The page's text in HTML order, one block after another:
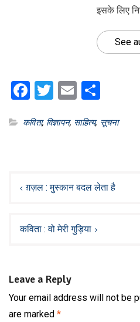
इसके लिए
See
Facebook
Twitter
Email
कविता, विज्ञापन, साहित्य, सूचना
navigation
ग़ज़ल : मुस्कान बदल लेता है
कविता : वो मेरी गुड़िया
Leave a Reply
Your email address will not be
are marked *